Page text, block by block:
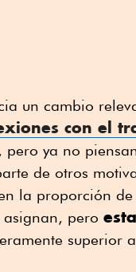
un cambio
con el
ya no
de otros
la proporción
asignan, pero
superior